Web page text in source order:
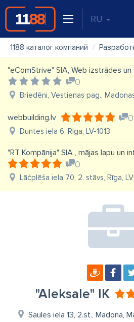
RU
1188 каталог компаний
"eComStrive" SIA, Web izstrādes un
0
Briedēni, Vestienas pag.,
webbuilding.lv 0
Duntes iela 6, Rīga, LV-1013
"RT Kompānija" SIA , mājas lapu un
0
Lāčplēša iela 70, 2. stāvs, Rīga, LV-
"Aleksale" IK
Saules iela 13, 2.st., Madona,